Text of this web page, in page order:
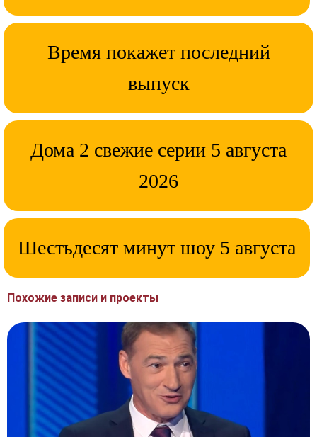
Время покажет последний
выпуск
Дома 2 свежие серии 5 августа
2026
Шестьдесят минут шоу 5 августа
Похожие записи и проекты